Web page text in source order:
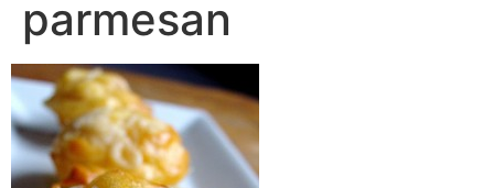
parmesan